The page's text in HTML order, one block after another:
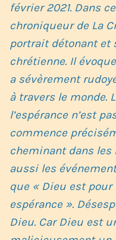
février 2021. Dans
chroniqueur de La
portrait détonant et
chrétienne. Il
a sévèrement
à travers le monde.
l’espérance n’est
commence
cheminant dans
aussi les
que « Dieu est
espérance ».
Dieu. Car Dieu est